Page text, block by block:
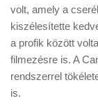
volt, amely a
kiszélesítette
a profik között
filmezésre is. A
rendszerrel
is.